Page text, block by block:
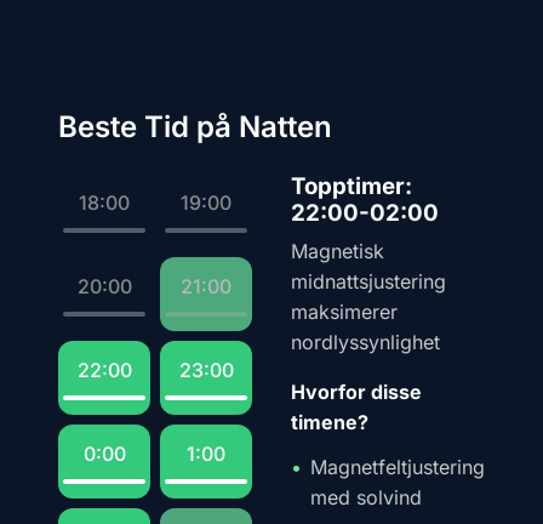
Beste Tid på Natten
18:00 19:00
20:00 21:00
22:00 23:00
0:00 1:00
Topptimer:
22:00-02:00
Magnetisk
midnattsjustering
maksimerer
nordlyssynlighet
Hvorfor disse
timene?
Magnetfeltjustering
med solvind